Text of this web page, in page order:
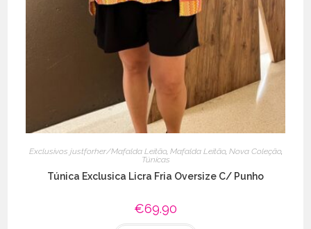
Exclusivos justforher/Mafalda Leitão, Mafalda Leitão, Nova Coleção,
Túnicas
Túnica Exclusica Licra Fria Oversize C/ Punho
€69.90